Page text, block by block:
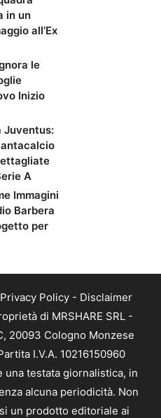
in un
all’Ex
le
Inizio
Juventus:
A
Immagini
Barbera
per
Privacy Policy - Disclaimer
di MRSHARE SRL -
20093 Cologno Monzese
I.V.A. 10216150960
testata giornalistica, in
alcuna periodicità. Non
un prodotto editoriale ai